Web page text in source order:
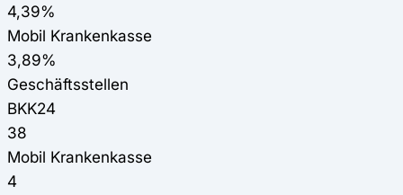
4,39%
Mobil Krankenkasse
3,89%
Geschäftsstellen
BKK24
38
Mobil Krankenkasse
4